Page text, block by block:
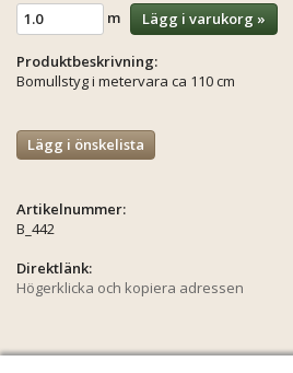
m
Lägg i varukorg »
Produktbeskrivning:
Bomullstyg i metervara ca 110 cm
Lägg i önskelista
Artikelnummer:
B_442
Direktlänk:
Högerklicka och kopiera adressen